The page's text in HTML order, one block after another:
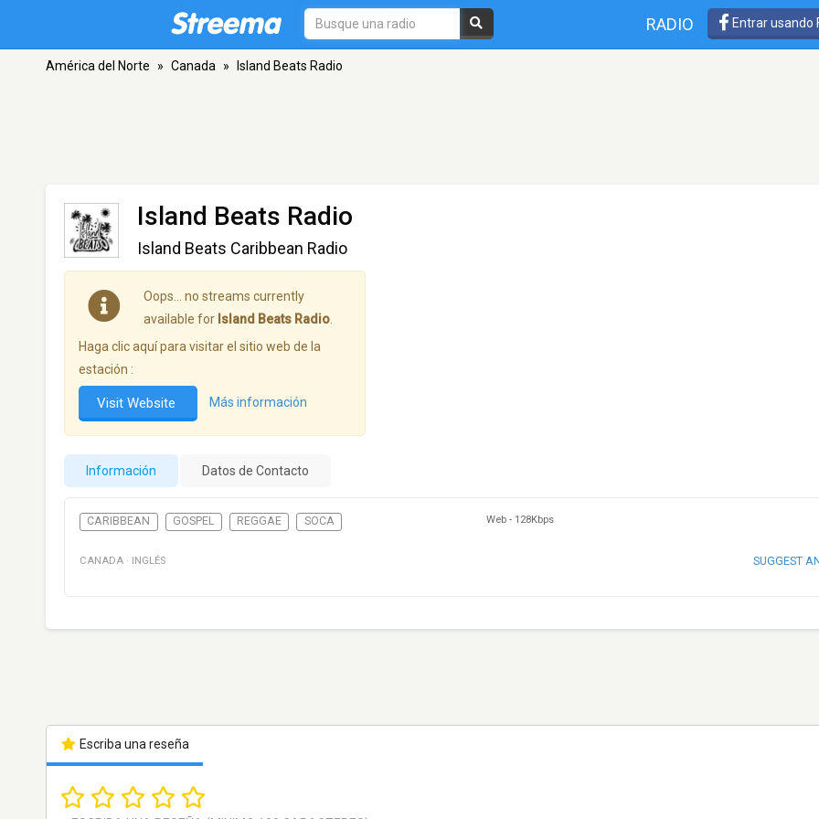
RADIO Entrar usando
América del Norte » Canada » Island Beats Radio
Island Beats Radio
Island Beats Caribbean Radio
Oops… no streams currently
available for Island Beats Radio
Haga clic aquí para visitar el sitio web de la
estación :
Visit Website Más información
Información Datos de Contacto
CARIBBEAN GOSPEL REGGAE SOCA Web - 128Kbps
CANADA · INGLÉS SUGGEST
Escriba una reseña